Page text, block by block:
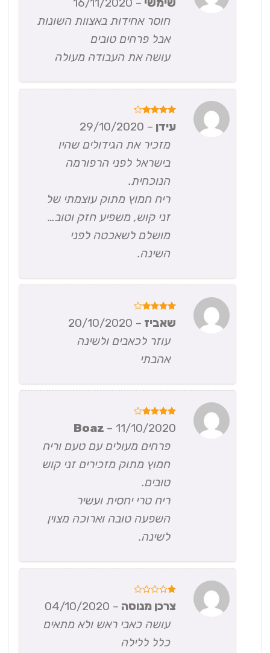
מתוך 5
שימשי–
16/11/2020
חוסר אחידות באצוות השונות
אבל פרחים טובים
עושה את העבודה מעולה
דורג4
מתוך 5
עידן–
29/10/2020
מזכיר את הגידולים שהיו
בישראל לפני הרפורמה
הנוכחית.
ריח חמוץ מתוק עוצמתי של
זני קוש, משפיע חזק וטוב…
מושלם לשאכטה לפני
השינה.
מתוך 5
שאביז–
20/10/2020
עוזר לכאבים ולשינה
אהבתי
דורג4
מתוך 5
Boaz– 11/10/2020
פרחים מעולים עם טעם וריח
חמוץ מתוק מזכירים זני קוש
טובים.
ריח טרי יחסית ועשיר
השפעה טובה וארוכה מצוין
לשינה.
דורג
צרכן מנוסה–
04/10/2020
עושה כאבי ראש ולא מתאים
כלל ללילה